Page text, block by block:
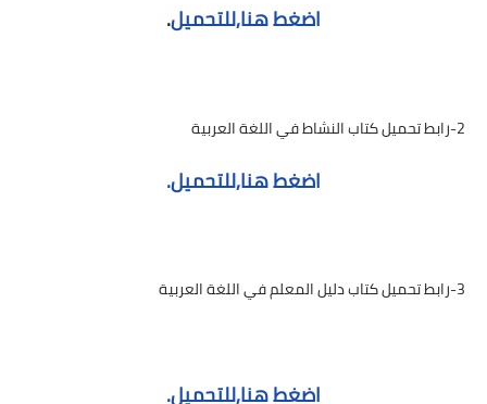
اضغط هنا,للتحميل.
2-رابط تحميل كتاب النشاط في اللغة العربية
اضغط هنا,للتحميل.
3-رابط تحميل كتاب دليل المعلم في اللغة العربية
اضغط هنا,للتحميل.